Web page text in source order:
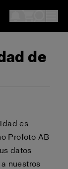
de
es
Profoto AB
datos
nuestros